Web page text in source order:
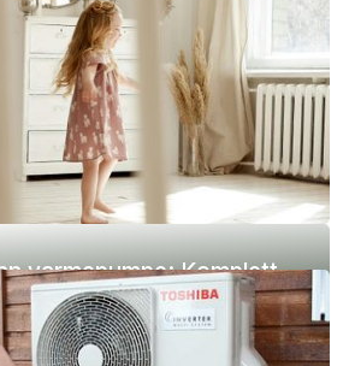
varmepumpe: Komplett
og ulemper)